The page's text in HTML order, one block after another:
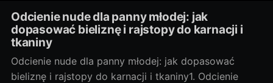
Odcienie nude dla panny młodej: jak
dopasować bieliznę i rajstopy do karnacji i
tkaniny
Odcienie nude dla panny młodej: jak dopasować
bieliznę i rajstopy do karnacji i tkaniny1. Odcienie